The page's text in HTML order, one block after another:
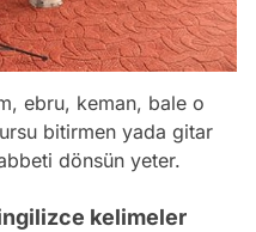
ebru, keman, bale o
bitirmen yada gitar
dönsün yeter.
ingilizce kelimeler